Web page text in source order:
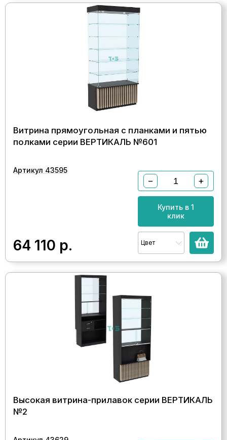
Витрина прямоугольная с планками и пятью
полками серии ВЕРТИКАЛЬ №601
Артикул 43595
64 110 р.
− +
Купить в 1
клик
Цвет
Высокая витрина-прилавок серии ВЕРТИКАЛЬ
№2